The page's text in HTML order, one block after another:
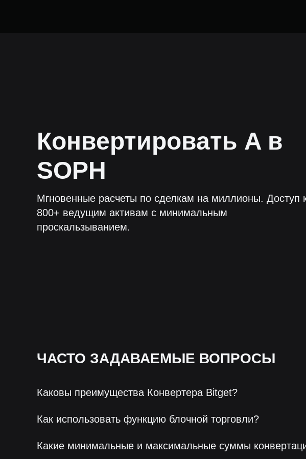
Конвертировать A в
SOPH
Мгновенные расчеты по сделкам на миллионы. Доступ
800+ ведущим активам с минимальным
проскальзыванием.
ЧАСТО ЗАДАВАЕМЫЕ ВОПРОСЫ
Каковы преимущества Конвертера Bitget?
Как использовать функцию блочной торговли?
Какие минимальные и максимальные суммы